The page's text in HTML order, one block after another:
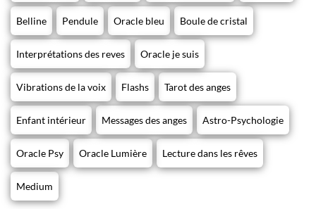
Belline Pendule Oracle bleu Boule de cristal
Interprétations des reves Oracle je suis
Vibrations de la voix Flashs Tarot des anges
Enfant intérieur Messages des anges Astro-Psychologie
Oracle Psy Oracle Lumière Lecture dans les rêves
Medium